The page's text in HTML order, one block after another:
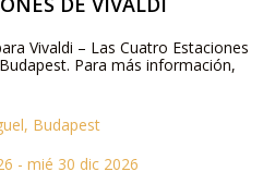
Vivaldi – Las Cuatro Estaciones
Para más información,
Budapest
- mié 30 dic 2026